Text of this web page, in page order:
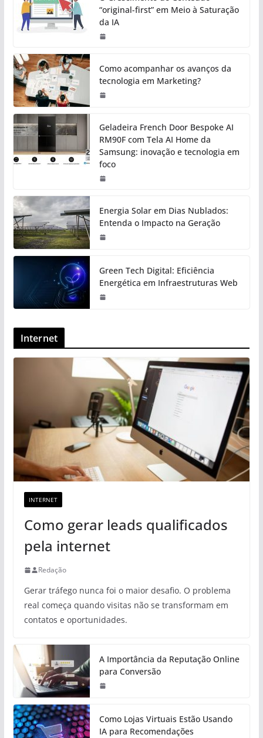
“original-first” em Meio à Saturação
da IA
Como acompanhar os avanços da
tecnologia em Marketing?
Geladeira French Door Bespoke AI
RM90F com Tela AI Home da
Samsung: inovação e tecnologia em
foco
Energia Solar em Dias Nublados:
Entenda o Impacto na Geração
Green Tech Digital: Eficiência
Energética em Infraestruturas Web
Internet
INTERNET
Como gerar leads qualificados
pela internet
Redação
Gerar tráfego nunca foi o maior desafio. O problema
real começa quando visitas não se transformam em
contatos e oportunidades.
A Importância da Reputação Online
para Conversão
Como Lojas Virtuais Estão Usando
IA para Recomendações